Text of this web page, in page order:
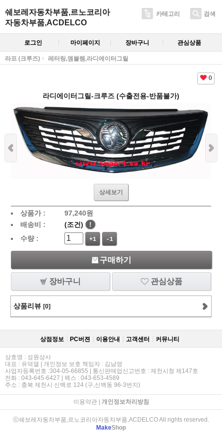
쉐보레자동차부품,르노코리아
자동차부품,ACDELCO
카테고리 검색
로그인 마이페이지 장바구니 관심상품
라프 (크루즈) 레터링,엠블렘,라디에이터그릴
0
라디에이터그릴-크루즈 (수출전용-반품불가)
상세보기
상품가 : 97,240원
배송비 :
(조건)
!
수량 :
+1 -1
구매하기
장바구니 관심상품
상품리뷰 [0]
상점정보 PC버젼 이용안내 고객센터 커뮤니티
상호명 : 성원상사
대표 : 유덕열 | 개인정보 보호 책임자 : 김남영
사업자등록번호 :304-05-66855 | 통신판매업신고번호 : 제천시청 제147호
전화 : 043-645-6427 | 팩스 : 043-653-4589
주소 : 충북 제천시 신백로 124 (구,신백동 96-3번지)
이용약관| 개인정보처리방침
ⓒ쉐보레자동차부품,르노코리아자동차부품,ACDELCO All rights reserved.
MakeShop